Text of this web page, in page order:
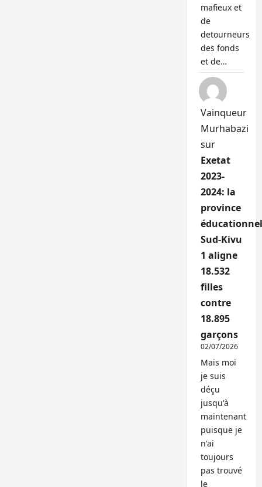
mafieux et
de
detourneurs
des fonds
et de…
Vainqueur
Murhabazi
sur
Exetat
2023-
2024: la
province
Sud-Kivu
1 aligne
18.532
filles
contre
18.895
garçons
02/07/2026
Mais moi
je suis
déçu
jusqu'à
maintenant
puisque je
n'ai
toujours
pas trouvé
le